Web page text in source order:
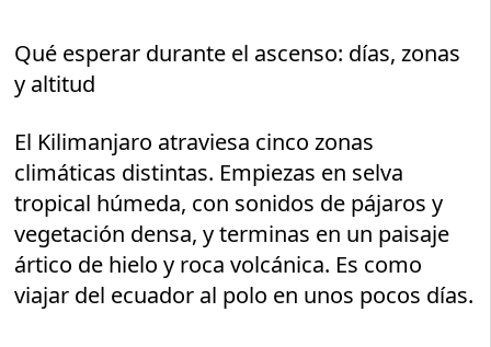
Qué esperar durante el ascenso: días, zonas
y altitud
El Kilimanjaro atraviesa cinco zonas
climáticas distintas. Empiezas en selva
tropical húmeda, con sonidos de pájaros y
vegetación densa, y terminas en un paisaje
ártico de hielo y roca volcánica. Es como
viajar del ecuador al polo en unos pocos días.